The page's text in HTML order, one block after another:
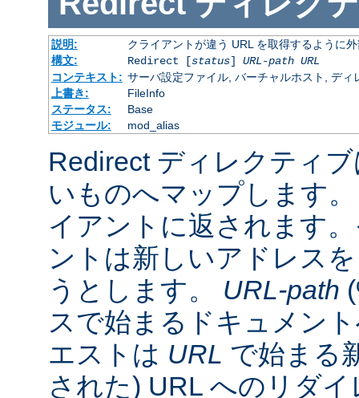
説明:
クライアントが違う URL を取得するように
構文:
Redirect [status] URL-path URL
コンテキスト: サーバ設定ファイル, バーチャルホスト, ディ
上書き:
FileInfo
ステータス:
Base
モジュール:
mod_alias
Redirect ディレクティ
いものへマップします
イアントに返されます
ントは新しいアドレス
うとします。 URL-path
スで始まるドキュメン
エストは URL で始まる
された) URL へのリダ